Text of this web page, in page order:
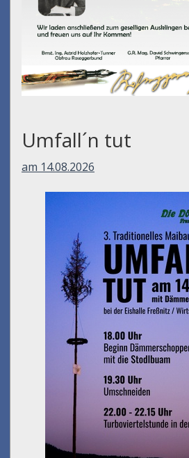
Umfall´n tut
am 14.08.2026